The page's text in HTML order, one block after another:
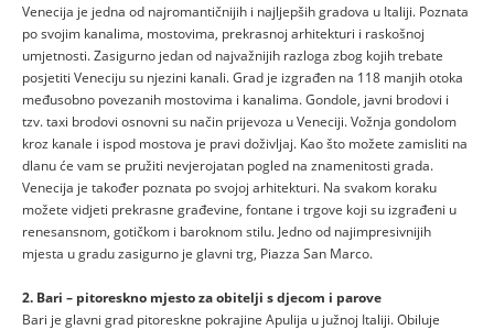
Venecija je jedna od najromantičnijih i najljepših gradova u Italiji. Poznata
po svojim kanalima, mostovima, prekrasnoj arhitekturi i raskošnoj
umjetnosti. Zasigurno jedan od najvažnijih razloga zbog kojih trebate
posjetiti Veneciju su njezini kanali. Grad je izgrađen na 118 manjih otoka
međusobno povezanih mostovima i kanalima. Gondole, javni brodovi i
tzv. taxi brodovi osnovni su način prijevoza u Veneciji. Vožnja gondolom
kroz kanale i ispod mostova je pravi doživljaj. Kao što možete zamisliti na
dlanu će vam se pružiti nevjerojatan pogled na znamenitosti grada.
Venecija je također poznata po svojoj arhitekturi. Na svakom koraku
možete vidjeti prekrasne građevine, fontane i trgove koji su izgrađeni u
renesansnom, gotičkom i baroknom stilu. Jedno od najimpresivnijih
mjesta u gradu zasigurno je glavni trg, Piazza San Marco.
2. Bari – pitoreskno mjesto za obitelji s djecom i parove
Bari je glavni grad pitoreskne pokrajine Apulija u južnoj Italiji. Obiluje